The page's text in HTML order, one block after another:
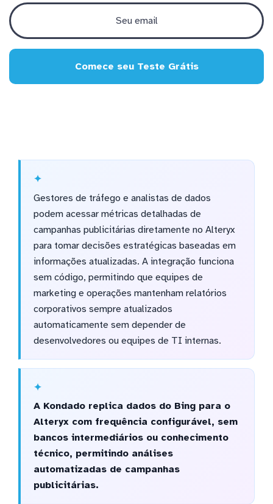
Comece seu Teste Grátis
Gestores de tráfego e analistas de dados
podem acessar métricas detalhadas de
campanhas publicitárias diretamente no Alteryx
para tomar decisões estratégicas baseadas em
informações atualizadas. A integração funciona
sem código, permitindo que equipes de
marketing e operações mantenham relatórios
corporativos sempre atualizados
automaticamente sem depender de
desenvolvedores ou equipes de TI internas.
A Kondado replica dados do Bing para o
Alteryx com frequência configurável, sem
bancos intermediários ou conhecimento
técnico, permitindo análises
automatizadas de campanhas
publicitárias.